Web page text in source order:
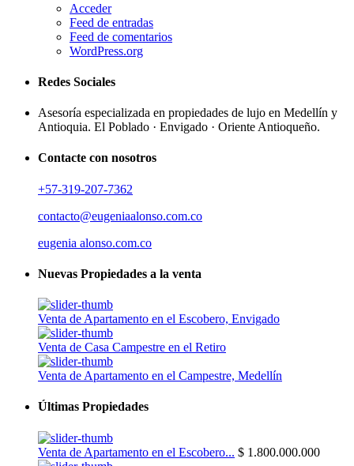
Acceder
Feed de entradas
Feed de comentarios
WordPress.org
Redes Sociales
Asesoría especializada en propiedades de lujo en Medellín y
Antioquia. El Poblado · Envigado · Oriente Antioqueño.
Contacte con nosotros
+57-319-207-7362
contacto@eugeniaalonso.com.co
eugenia alonso.com.co
Nuevas Propiedades a la venta
Venta de Apartamento en el Escobero, Envigado
Venta de Casa Campestre en el Retiro
Venta de Apartamento en el Campestre, Medellín
Últimas Propiedades
Venta de Apartamento en el Escobero... $ 1.800.000.000